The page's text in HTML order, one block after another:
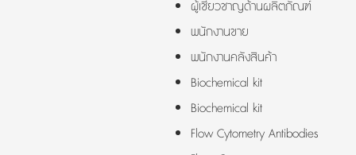
ผู้เชี่ยวชาญด้านผลิตภัณฑ์
พนักงานขาย
พนักงานคลังสินค้า
Biochemical kit
Biochemical kit
Flow Cytometry Antibodies